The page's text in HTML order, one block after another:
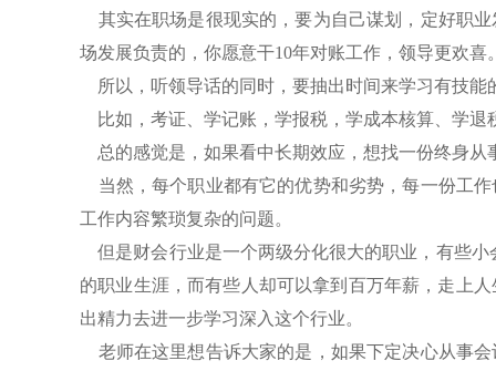
其实在职场是很现实的，要为自己谋划，定好职
场发展负责的，你愿意干10年对账工作，领导更欢喜
所以，听领导话的同时，要抽出时间来学习有技能
比如，考证、学记账，学报税，学成本核算、学退
总的感觉是，如果看中长期效应，想找一份终身从
当然，每个职业都有它的优势和劣势，每一份工
工作内容繁琐复杂的问题。
但是财会行业是一个两级分化很大的职业，有些小
的职业生涯，而有些人却可以拿到百万年薪，走上
出精力去进一步学习深入这个行业。
老师在这里想告诉大家的是，如果下定决心从事